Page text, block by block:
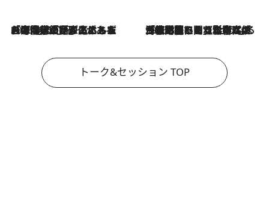
2026.8.3
「今後値上げがあるとすれば…」「リスクがあるのは今年の冬」エネルギー専門家が語る、ホルムズ海峡封鎖が家庭にもたらす“ある心配” 2026.8.3
「住宅建てられない…」「サーチャージ料の高値が続いている」ホルムズ海峡封鎖による影響はいつまで続く？《エネルギー専門家に聞く“どうなる日本の暮らし”》
トーク&セッション TOP